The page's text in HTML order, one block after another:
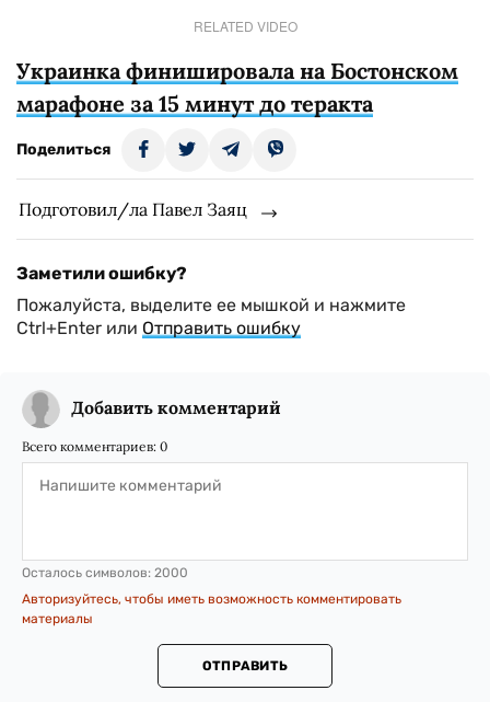
RELATED VIDEO
Украинка финишировала на Бостонском
марафоне за 15 минут до теракта
Поделиться
Подготовил/ла Павел Заяц
Заметили ошибку?
Пожалуйста, выделите ее мышкой и нажмите
Ctrl+Enter или Отправить ошибку
Добавить комментарий
Всего комментариев: 0
Осталось символов: 2000
Авторизуйтесь, чтобы иметь возможность комментировать
материалы
ОТПРАВИТЬ